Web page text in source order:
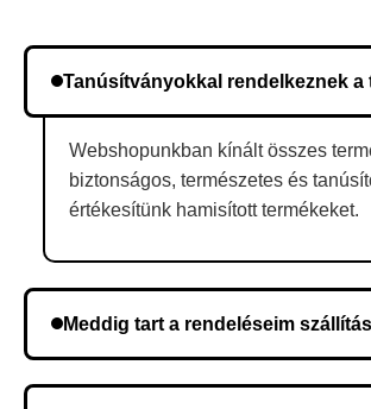
Tanúsítványokkal rendelkeznek a
Webshopunkban kínált összes
biztonságos, természetes és
értékesítünk hamisított termékeket.
Meddig tart a rendeléseim